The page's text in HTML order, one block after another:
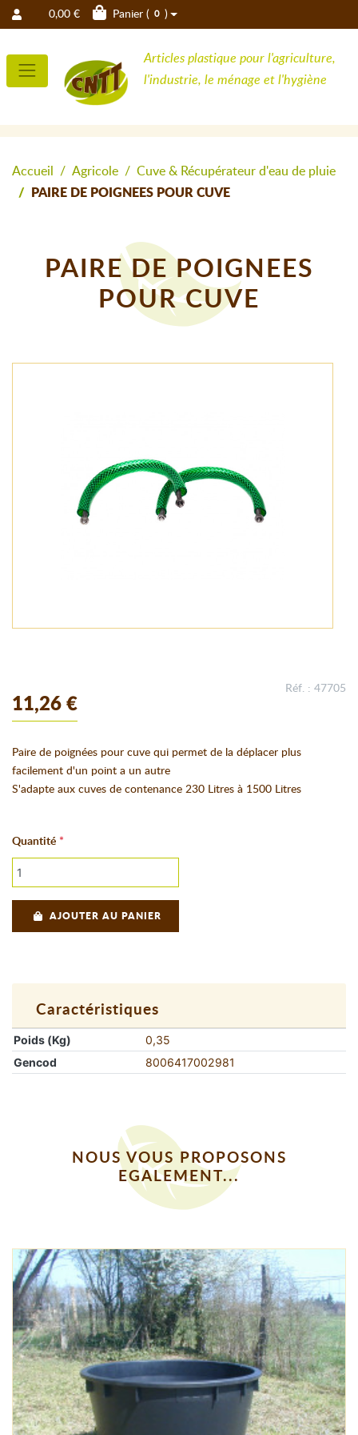
0,00 € Panier ( 0 )
Articles plastique pour l'agriculture,
l'industrie, le ménage et l'hygiène
Accueil Agricole
Cuve & Récupérateur d'eau de pluie
PAIRE DE POIGNEES POUR CUVE
PAIRE DE POIGNEES
POUR CUVE
11,26 €
Réf. : 47705
Paire de poignées pour cuve qui permet de la déplacer plus
facilement d'un point a un autre
S'adapte aux cuves de contenance 230 Litres à 1500 Litres
Quantité
AJOUTER AU PANIER
Caractéristiques
Poids (Kg)
0,35
Gencod
8006417002981
NOUS VOUS PROPOSONS
EGALEMENT...